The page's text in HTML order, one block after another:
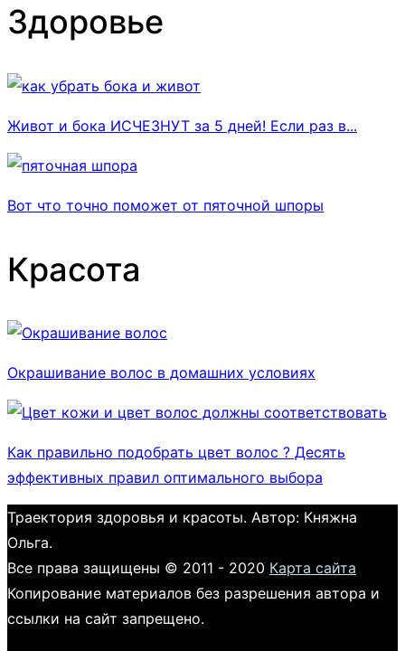
Здоровье
Живот и бока ИСЧЕЗНУТ за 5 дней! Если раз в...
Вот что точно поможет от пяточной шпоры
Красота
Окрашивание волос в домашних условиях
Как правильно подобрать цвет волос ? Десять
эффективных правил оптимального выбора
Траектория здоровья и красоты. Автор: Княжна
Ольга.
Все права защищены © 2011 - 2020 Карта сайта
Копирование материалов без разрешения автора и
ссылки на сайт запрещено.